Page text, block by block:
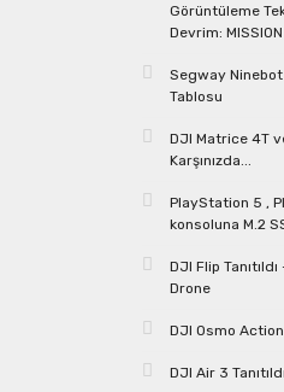
Görüntüleme
Devrim:
Segway Ninebot
Tablosu
DJI Matrice 4T
Karşınızda...
PlayStation 5 ,
konsoluna M.2
DJI Flip
Drone
DJI Osmo Action
DJI Air 3